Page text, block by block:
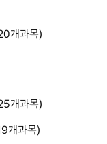
개과목)
개과목)
개과목)